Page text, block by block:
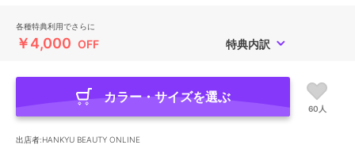
各種特典利用でさらに
￥4,000 OFF 特典内訳
カラー・サイズを選ぶ
60人
出店者:HANKYU BEAUTY ONLINE